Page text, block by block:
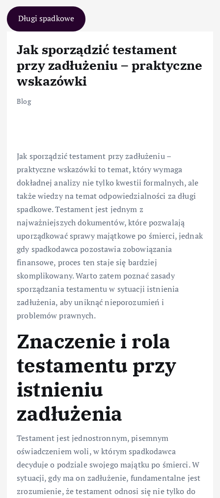
Długi spadkowe
Jak sporządzić testament
przy zadłużeniu – praktyczne
wskazówki
Blog
Jak sporządzić testament przy zadłużeniu –
praktyczne wskazówki to temat, który wymaga
dokładnej analizy nie tylko kwestii formalnych, ale
także wiedzy na temat odpowiedzialności za długi
spadkowe. Testament jest jednym z
najważniejszych dokumentów, które pozwalają
uporządkować sprawy majątkowe po śmierci, jednak
gdy spadkodawca pozostawia zobowiązania
finansowe, proces ten staje się bardziej
skomplikowany. Warto zatem poznać zasady
sporządzania testamentu w sytuacji istnienia
zadłużenia, aby uniknąć nieporozumień i
problemów prawnych.
Znaczenie i rola
testamentu przy
istnieniu
zadłużenia
Testament jest jednostronnym, pisemnym
oświadczeniem woli, w którym spadkodawca
decyduje o podziale swojego majątku po śmierci. W
sytuacji, gdy ma on zadłużenie, fundamentalne jest
zrozumienie, że testament odnosi się nie tylko do